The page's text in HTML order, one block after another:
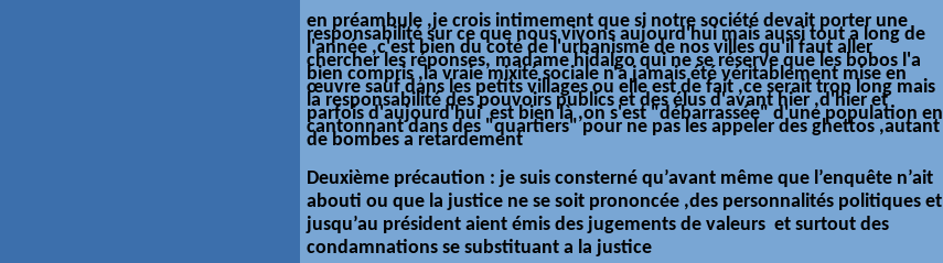
en préambule ,je crois intimement que si notre société devait porter une
responsabilité sur ce que nous vivons aujourd'hui mais aussi tout a long de
l'année ,c'est bien du coté de l'urbanisme de nos villes qu'il faut aller
chercher les réponses, madame hidalgo qui ne seréserveque les bobos l'a
bien compris ,la vraie mixité sociale n'a jamais été véritablement mise en
œuvre sauf dans les petits villages ou elle est de fait ,ce serait trop long mais
la responsabilité des pouvoirs publics et des élus d'avant hier ,d'hier et
parfois d'aujourd'huiest bien là ,on s'est "débarrassée" d'une population en
cantonnant dans des "quartiers" pour ne pas les appeler des ghettos ,autant
de bombes a retardement
Deuxième précaution : je suis consterné qu’avant même que l’enquête n’ait
abouti ou que la justice ne se soit prononcée ,des personnalités politiques et
jusqu’au président aient émis des jugements de valeurs et surtout des
condamnations se substituant a la justice